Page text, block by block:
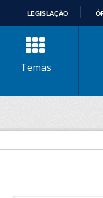
LEGISLAÇÃO
Temas